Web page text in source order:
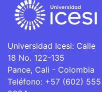
Universidad Icesi: Calle
18 No. 122-135
Pance, Cali - Colombia
Teléfono: +57 (602) 555